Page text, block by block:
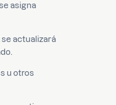
asigna
actualizará
u otros